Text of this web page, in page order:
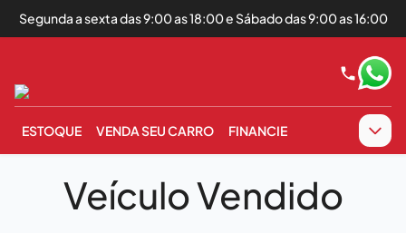
Segunda a sexta das 9:00 as 18:00 e Sábado das 9:00 as 16:00
ESTOQUE VENDA SEU CARRO FINANCIE
Veículo Vendido